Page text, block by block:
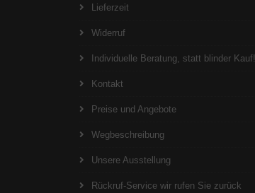
Lieferzeit
Widerruf
Individuelle Beratung, statt blinder Kauf!
Kontakt
Preise und Angebote
Wegbeschreibung
Unsere Ausstellung
Rückruf-Service wir rufen Sie zurück